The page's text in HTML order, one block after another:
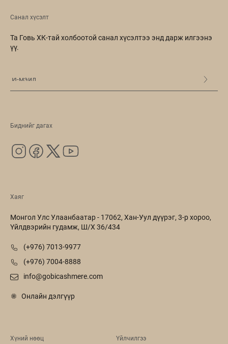
Хаяг
Монгол Улс Улаанбаатар - 17062, Хан-Уул дүүрэг, 3-р хороо,
Үйлдвэрийн гудамж, Ш/Х 36/434
(+976) 7013-9977
(+976) 7004-8888
info@gobicashmere.com
Онлайн дэлгүүр
Хүний нөөц Үйлчилгээ
Санал хүсэлт
Та Говь ХК-тай холбоотой санал хүсэлтээ энд дарж илгээнэ
үү.
Биднийг дагах